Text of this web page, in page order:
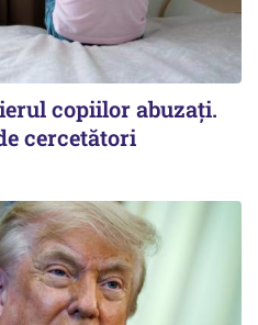
copiilor abuzați.
cercetători